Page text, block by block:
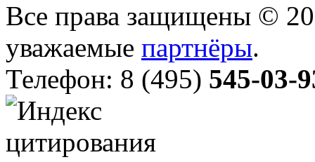
Все права защищены ©
уважаемые партнёры.
Телефон: 8 (495) 545-03-